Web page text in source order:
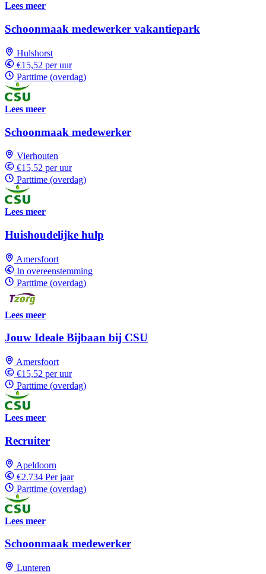
Lees meer
Schoonmaak medewerker vakantiepark
Hulshorst
€15,52 per uur
Parttime (overdag)
Lees meer
Schoonmaak medewerker
Vierhouten
€15,52 per uur
Parttime (overdag)
Lees meer
Huishoudelijke hulp
Amersfoort
In overeenstemming
Parttime (overdag)
Lees meer
Jouw Ideale Bijbaan bij CSU
Amersfoort
€15,52 per uur
Parttime (overdag)
Lees meer
Recruiter
Apeldoorn
€2.734 Per jaar
Parttime (overdag)
Lees meer
Schoonmaak medewerker
Lunteren